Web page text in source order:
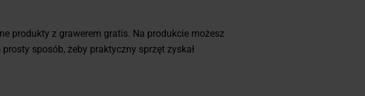
produkty z grawerem gratis. Na produkcie możesz
sposób, żeby praktyczny sprzęt zyskał